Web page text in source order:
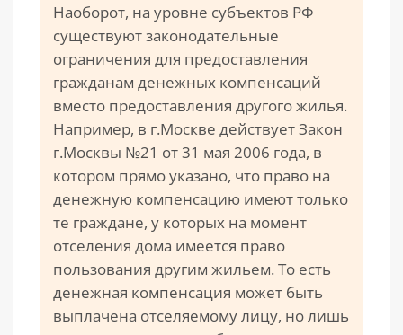
Наоборот, на уровне субъектов РФ
существуют законодательные
ограничения для предоставления
гражданам денежных компенсаций
вместо предоставления другого жилья.
Например, в г.Москве действует Закон
г.Москвы №21 от 31 мая 2006 года, в
котором прямо указано, что право на
денежную компенсацию имеют только
те граждане, у которых на момент
отселения дома имеется право
пользования другим жильем. То есть
денежная компенсация может быть
выплачена отселяемому лицу, но лишь